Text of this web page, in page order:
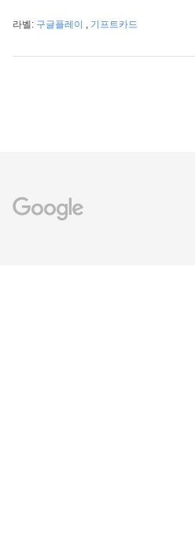
라벨: 구글플레이 , 기프트카드